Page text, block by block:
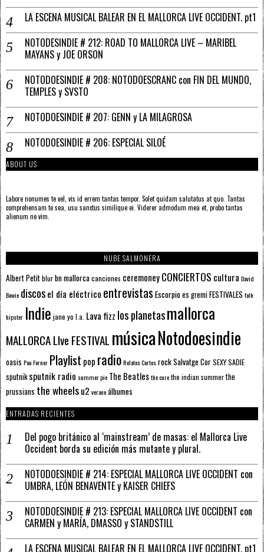
LA ESCENA MUSICAL BALEAR EN EL MALLORCA LIVE OCCIDENT. pt1
NOTODESINDIE # 212: ROAD TO MALLORCA LIVE – MARIBEL
MAYANS y JOE ORSON
NOTODOESINDIE # 208: NOTODOESCRANC con FIN DEL MUNDO,
TEMPLES y SVSTO
NOTODOESINDIE # 207: GENN y LA MILAGROSA
NOTODOESINDIE # 206: ESPECIAL SILOÉ
ABOUT US
Labore nonumes te vel, vis id errem tantas tempor. Solet quidam salutatus at quo. Tantas
comprehensam te sea, usu sanctus similique ei. Viderer admodum mea et, probo tantas
alienum ne vim.
NUBE SALMONERA
Albert Petitblurbn mallorcacanciones ceremoneyCONCIERTOS cultura David
Bowie discosel día eléctrico entrevistas Escorpioes gremiFESTIVALES folk
hipster Indie jane yo l.a. Lava fizz los planetasmallorca
MALLORCA LIve FESTIVAL músicaNotodoesindie
oasis Pau Forner Playlist pop radioRelatos CortosrockSalvatge CorSEXY SADIE
sputnik sputnik radio summer pie The Beatlesthe curethe indian summerthe
prussians the wheelsu2 veranoálbumes
ENTRADAS RECIENTES
Del pogo británico al ‘mainstream’ de masas: el Mallorca Live
Occident borda su edición más mutante y plural.
NOTODOESINDIE # 214: ESPECIAL MALLORCA LIVE OCCIDENT con
UMBRA, LEÓN BENAVENTE y KAISER CHIEFS
NOTODOESINDIE # 213: ESPECIAL MALLORCA LIVE OCCIDENT con
CARMEN y MARÍA, DMASSO y STANDSTILL
LA ESCENA MUSICAL BALEAR EN EL MALLORCA LIVE OCCIDENT. pt1